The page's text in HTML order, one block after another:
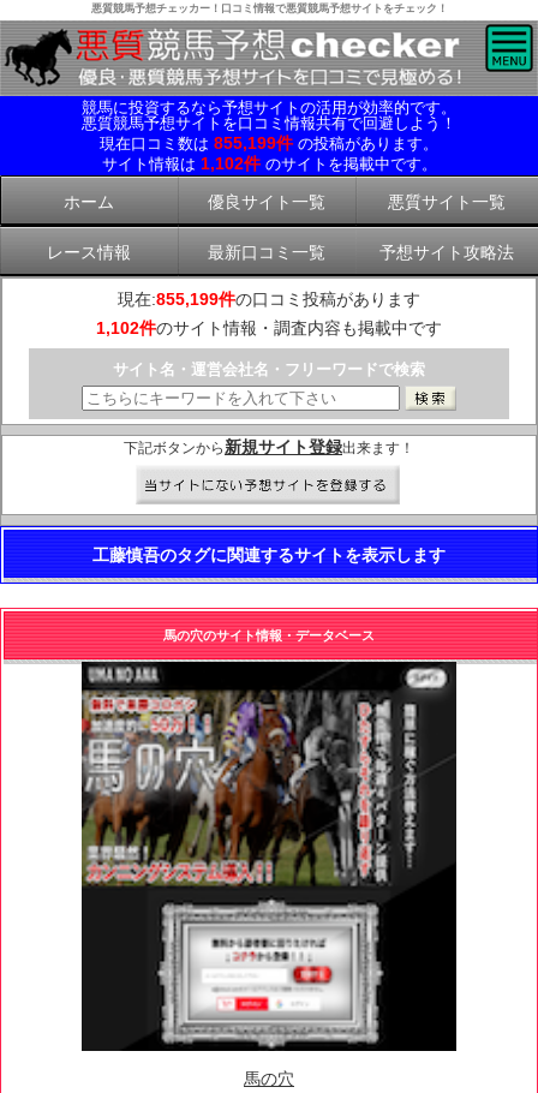
悪質競馬予想チェッカー！口コミ情報で悪質競馬予想サイトをチェック！
競馬に投資するなら予想サイトの活用が効率的です。
悪質競馬予想サイトを口コミ情報共有で回避しよう！
現在口コミ数は 855,199件 の投稿があります。
サイト情報は 1,102件 のサイトを掲載中です。
ホーム 優良サイト一覧 悪質サイト一覧
レース情報 最新口コミ一覧 予想サイト攻略法
現在:855,199件の口コミ投稿があります
1,102件のサイト情報・調査内容も掲載中です
サイト名・運営会社名・フリーワードで検索
下記ボタンから 新規サイト登録出来ます！
工藤慎吾のタグに関連するサイトを表示します
馬の穴のサイト情報・データベース
馬の穴